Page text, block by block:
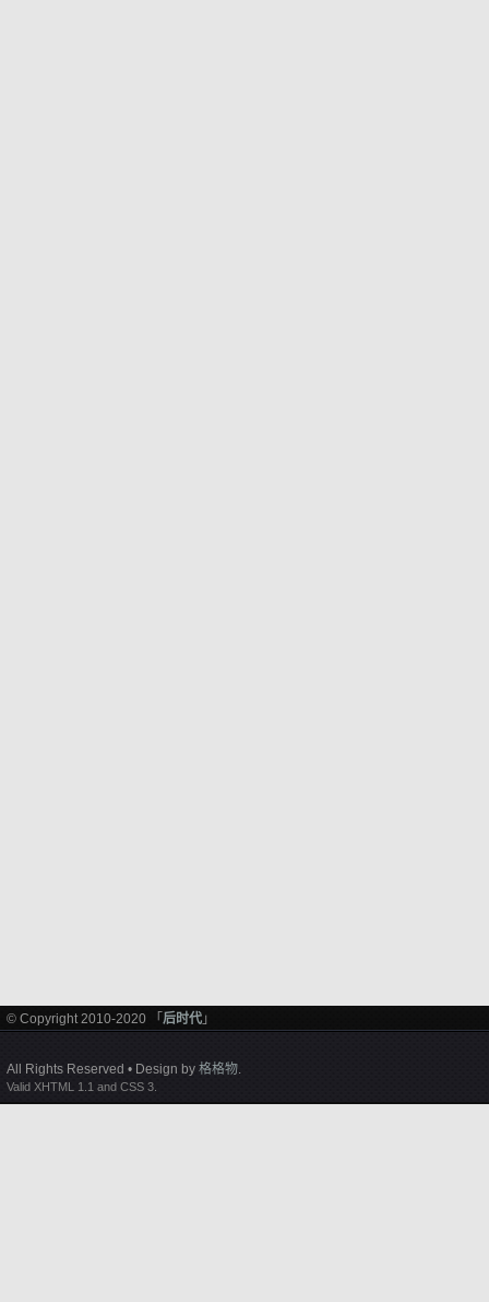
© Copyright 2010-2020 「 后时代 」
All Rights Reserved • Design by 格格物.
Valid XHTML 1.1 and CSS 3.